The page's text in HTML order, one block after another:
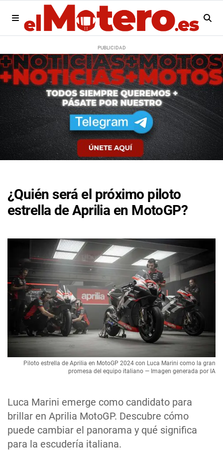
¿Quién será el próximo piloto
estrella de Aprilia en MotoGP?
Luca Marini emerge como candidato para
brillar en Aprilia MotoGP. Descubre cómo
puede cambiar el panorama y qué significa
para la escudería italiana.
Piloto estrella de Aprilia en MotoGP 2024 con Luca Marini como la gran
promesa del equipo italiano — Imagen generada por IA